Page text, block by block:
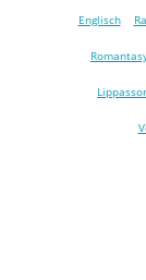
Englisch